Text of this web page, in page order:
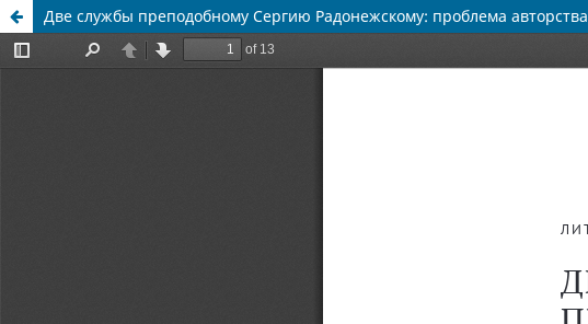
Две службы преподобному Сергию Радонежскому: проблема авторства